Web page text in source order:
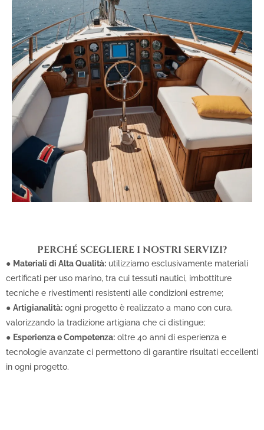
PERCHÉ SCEGLIERE I NOSTRI SERVIZI?
● Materiali di Alta Qualità: utilizziamo esclusivamente materiali
certificati per uso marino, tra cui tessuti nautici, imbottiture
tecniche e rivestimenti resistenti alle condizioni estreme;
● Artigianalità: ogni progetto è realizzato a mano con cura,
valorizzando la tradizione artigiana che ci distingue;
● Esperienza e Competenza: oltre 40 anni di esperienza e
tecnologie avanzate ci permettono di garantire risultati eccellenti
in ogni progetto.